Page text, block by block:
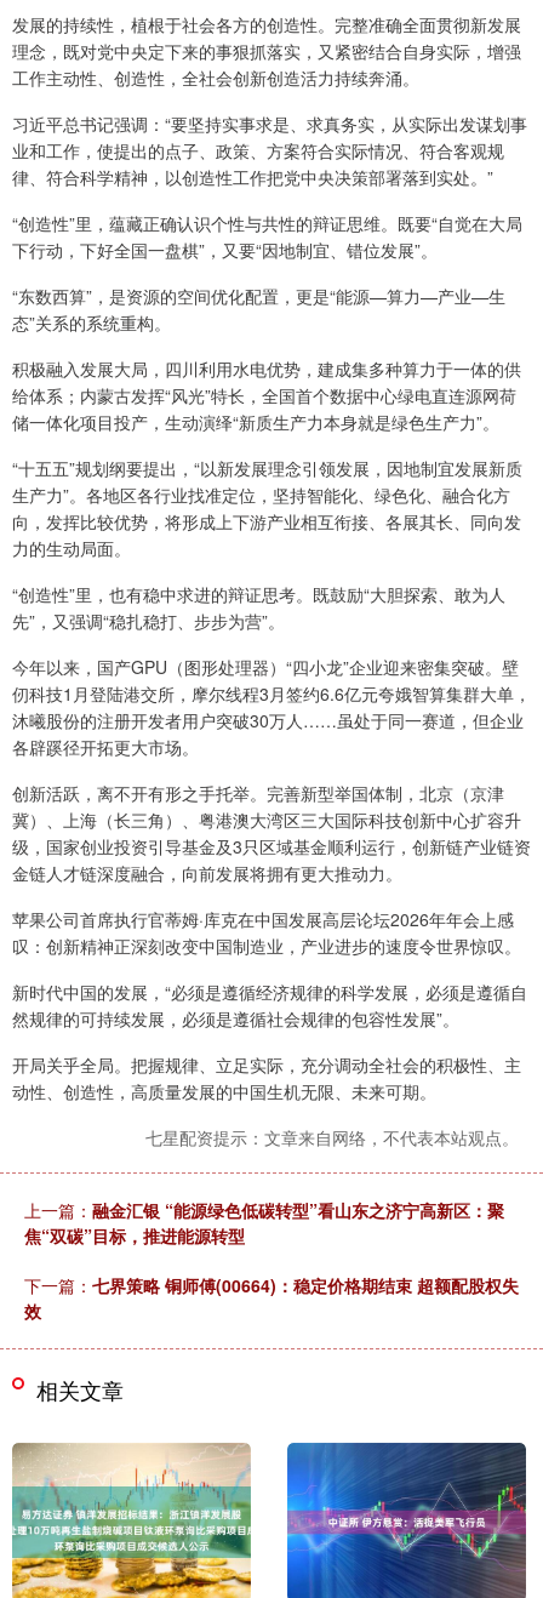
发展的持续性，植根于社会各方的创造性。完整准确全面贯彻新发展
理念，既对党中央定下来的事狠抓落实，又紧密结合自身实际，增强
工作主动性、创造性，全社会创新创造活力持续奔涌。
习近平总书记强调：“要坚持实事求是、求真务实，从实际出发谋划事
业和工作，使提出的点子、政策、方案符合实际情况、符合客观规
律、符合科学精神，以创造性工作把党中央决策部署落到实处。”
“创造性”里，蕴藏正确认识个性与共性的辩证思维。既要“自觉在大局
下行动，下好全国一盘棋”，又要“因地制宜、错位发展”。
“东数西算”，是资源的空间优化配置，更是“能源—算力—产业—生
态”关系的系统重构。
积极融入发展大局，四川利用水电优势，建成集多种算力于一体的供
给体系；内蒙古发挥“风光”特长，全国首个数据中心绿电直连源网荷
储一体化项目投产，生动演绎“新质生产力本身就是绿色生产力”。
“十五五”规划纲要提出，“以新发展理念引领发展，因地制宜发展新质
生产力”。各地区各行业找准定位，坚持智能化、绿色化、融合化方
向，发挥比较优势，将形成上下游产业相互衔接、各展其长、同向发
力的生动局面。
“创造性”里，也有稳中求进的辩证思考。既鼓励“大胆探索、敢为人
先”，又强调“稳扎稳打、步步为营”。
今年以来，国产GPU（图形处理器）“四小龙”企业迎来密集突破。壁
仞科技1月登陆港交所，摩尔线程3月签约6.6亿元夸娥智算集群大单，
沐曦股份的注册开发者用户突破30万人……虽处于同一赛道，但企业
各辟蹊径开拓更大市场。
创新活跃，离不开有形之手托举。完善新型举国体制，北京（京津
冀）、上海（长三角）、粤港澳大湾区三大国际科技创新中心扩容升
级，国家创业投资引导基金及3只区域基金顺利运行，创新链产业链资
金链人才链深度融合，向前发展将拥有更大推动力。
苹果公司首席执行官蒂姆·库克在中国发展高层论坛2026年年会上感
叹：创新精神正深刻改变中国制造业，产业进步的速度令世界惊叹。
新时代中国的发展，“必须是遵循经济规律的科学发展，必须是遵循自
然规律的可持续发展，必须是遵循社会规律的包容性发展”。
开局关乎全局。把握规律、立足实际，充分调动全社会的积极性、主
动性、创造性，高质量发展的中国生机无限、未来可期。
七星配资提示：文章来自网络，不代表本站观点。
上一篇： 融金汇银 “能源绿色低碳转型”看山东之济宁高新区：聚
焦“双碳”目标，推进能源转型
下一篇： 七界策略 铜师傅(00664)：稳定价格期结束 超额配股权失
效
相关文章